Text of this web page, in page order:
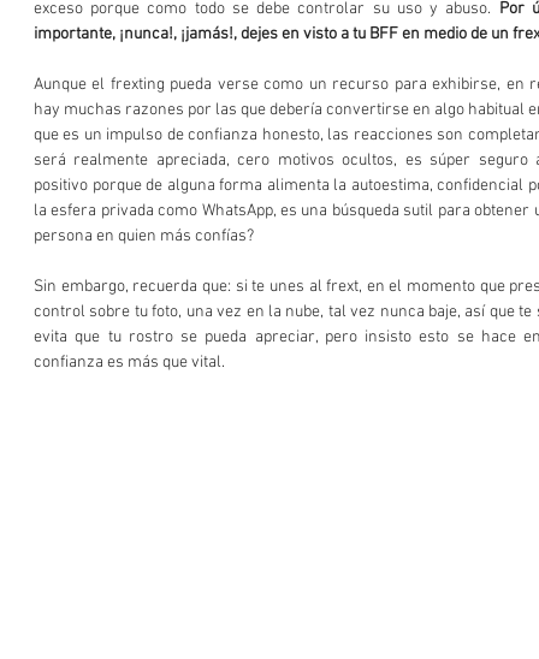
exceso porque como todo se debe controlar su uso y abuso. Por
importante, ¡nunca!, ¡jamás!, dejes en visto a tu BFF en medio de un
Aunque el frexting pueda verse como un recurso para exhibirse, en
hay muchas razones por las que debería convertirse en algo habitual
que es un impulso de confianza honesto, las reacciones son
será realmente apreciada, cero motivos ocultos, es súper seguro
positivo porque de alguna forma alimenta la autoestima, confidencial
la esfera privada como WhatsApp, es una búsqueda sutil para obtener
persona en quien más confías?
Sin embargo, recuerda que: si te unes al frext, en el momento que
control sobre tu foto, una vez en la nube, tal vez nunca baje, así que
evita que tu rostro se pueda apreciar, pero insisto esto se hace
confianza es más que vital.